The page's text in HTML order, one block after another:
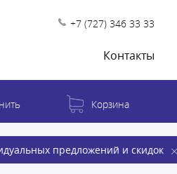
+7 (727) 346 33 33
Контакты
предложений и скидок
Корзина